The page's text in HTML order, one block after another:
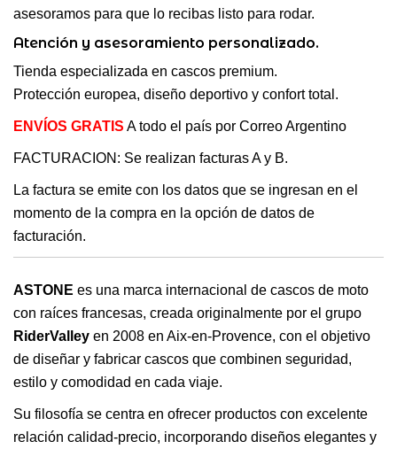
asesoramos para que lo recibas listo para rodar.
Atención y asesoramiento personalizado.
Tienda especializada en cascos premium.
Protección europea, diseño deportivo y confort total.
ENVÍOS GRATIS A todo el país por Correo Argentino
FACTURACION: Se realizan facturas A y B.
La factura se emite con los datos que se ingresan en el
momento de la compra en la opción de datos de
facturación.
ASTONE es una marca internacional de cascos de moto
con raíces francesas, creada originalmente por el grupo
RiderValley en 2008 en Aix-en-Provence, con el objetivo
de diseñar y fabricar cascos que combinen seguridad,
estilo y comodidad en cada viaje.
Su filosofía se centra en ofrecer productos con excelente
relación calidad-precio, incorporando diseños elegantes y